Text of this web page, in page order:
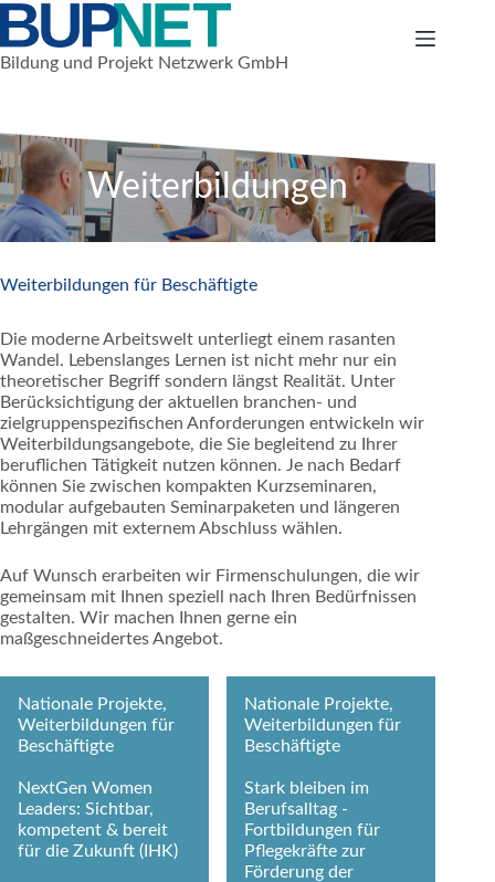
Zum
Inhalt
springen
Bildung und Projekt Netzwerk GmbH
Weiterbildungen
Weiterbildungen für Beschäftigte
Die moderne Arbeitswelt unterliegt einem rasanten
Wandel. Lebenslanges Lernen ist nicht mehr nur ein
theoretischer Begriff sondern längst Realität. Unter
Berücksichtigung der aktuellen branchen- und
zielgruppenspezifischen Anforderungen entwickeln wir
Weiterbildungsangebote, die Sie begleitend zu Ihrer
beruflichen Tätigkeit nutzen können. Je nach Bedarf
können Sie zwischen kompakten Kurzseminaren,
modular aufgebauten Seminarpaketen und längeren
Lehrgängen mit externem Abschluss wählen.
Auf Wunsch erarbeiten wir Firmenschulungen, die wir
gemeinsam mit Ihnen speziell nach Ihren Bedürfnissen
gestalten. Wir machen Ihnen gerne ein
maßgeschneidertes Angebot.
Nationale Projekte,
Weiterbildungen für
Beschäftigte
NextGen Women
Leaders: Sichtbar,
kompetent & bereit
für die Zukunft (IHK)
Nationale Projekte,
Weiterbildungen für
Beschäftigte
Stark bleiben im
Berufsalltag -
Fortbildungen für
Pflegekräfte zur
Förderung der